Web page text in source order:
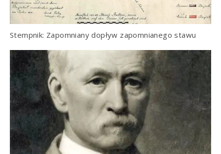
Stempnik: Zapomniany dopływ zapomnianego stawu